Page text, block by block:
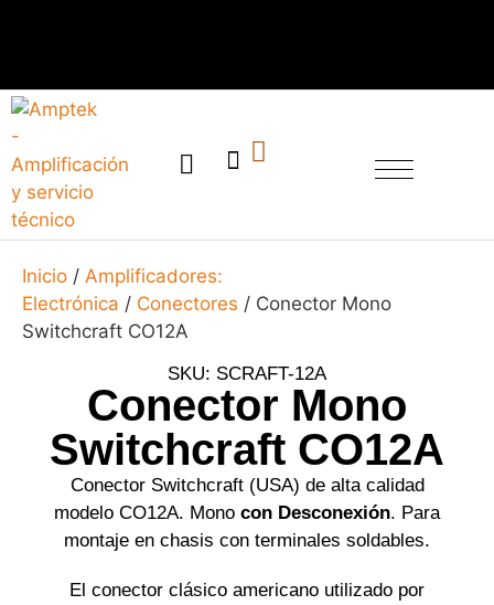
Inicio / Amplificadores:
Electrónica / Conectores / Conector Mono
Switchcraft CO12A
SKU: SCRAFT-12A
Conector Mono
Switchcraft CO12A
Conector Switchcraft (USA) de alta calidad
modelo CO12A. Mono con Desconexión. Para
montaje en chasis con terminales soldables.
El conector clásico americano utilizado por